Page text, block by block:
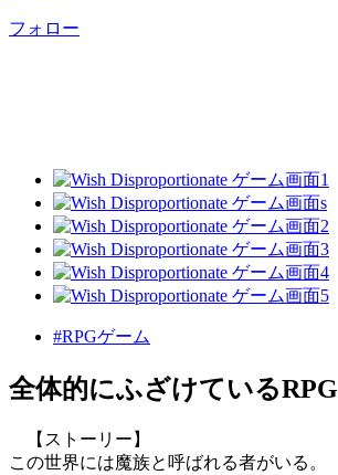
フォロー
#RPGゲーム
全体的にふざけているRPG
【ストーリー】
この世界には魔族と呼ばれる者がいる。